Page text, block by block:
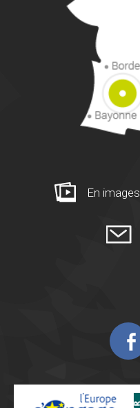
En images